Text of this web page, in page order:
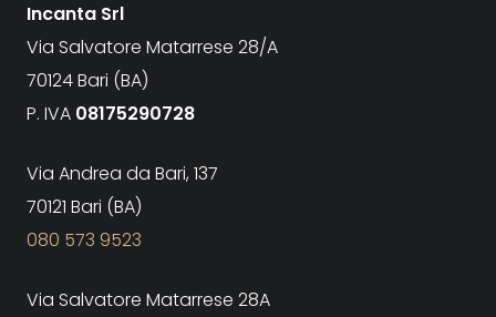
Incanta Srl
Via Salvatore Matarrese 28/A
70124 Bari (BA)
P. IVA 08175290728
Via Andrea da Bari, 137
70121 Bari (BA)
080 573 9523
Via Salvatore Matarrese 28A